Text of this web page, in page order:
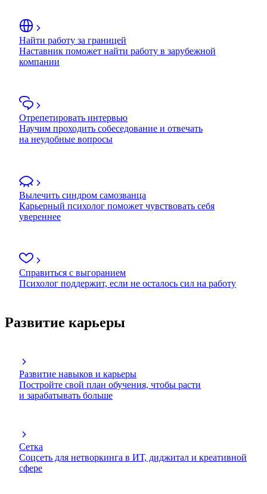
Найти работу за границей
Наставник поможет найти работу в зарубежной
компании
Отрепетировать интервью
Научим проходить собеседование и отвечать
на неудобные вопросы
Вылечить синдром самозванца
Карьерный психолог поможет чувствовать себя
увереннее
Справиться с выгоранием
Психолог поддержит, если не осталось сил на работу
Развитие карьеры
Развитие навыков и карьеры
Постройте свой план обучения, чтобы расти
и зарабатывать больше
Сетка
Соцсеть для нетворкинга в ИТ, диджитал и креативной
сфере